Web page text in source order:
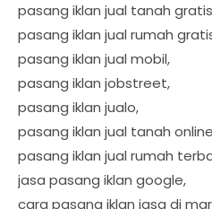
pasang iklan jual tanah
pasang iklan jual rumah
pasang iklan jual mobil,
pasang iklan jobstreet,
pasang iklan jualo,
pasang iklan jual tanah
pasang iklan jual rumah
jasa pasang iklan google,
cara pasang iklan jasa di